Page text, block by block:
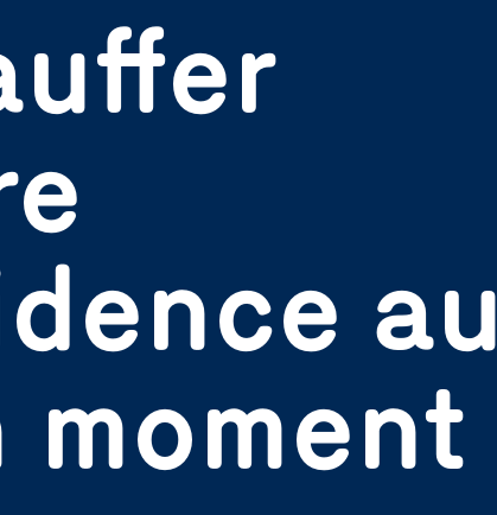
au
moment